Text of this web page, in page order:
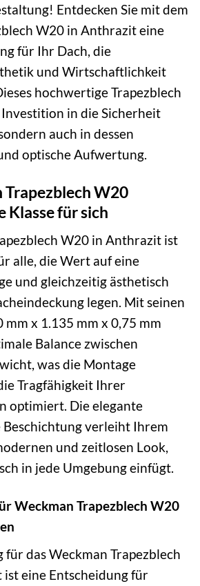
Entdecken Sie mit dem
W20 in Anthrazit eine
für Ihr Dach, die
und Wirtschaftlichkeit
hochwertige Trapezblech
in die Sicherheit
auch in dessen
optische Aufwertung.
Trapezblech W20
Klasse für sich
W20 in Anthrazit ist
alle, die Wert auf eine
und gleichzeitig ästhetisch
legen. Mit seinen
x 1.135 mm x 0,75 mm
Balance zwischen
was die Montage
Tragfähigkeit Ihrer
optimiert. Die elegante
verleiht Ihrem
und zeitlosen Look,
in jede Umgebung einfügt.
Weckman Trapezblech W20
für das Weckman Trapezblech
eine Entscheidung für